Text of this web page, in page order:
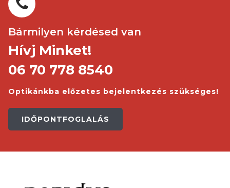
Bármilyen kérdésed van
Hívj Minket!
06 70 778 8540
Optikánkba előzetes bejelentkezés szükséges!
IDŐPONTFOGLALÁS